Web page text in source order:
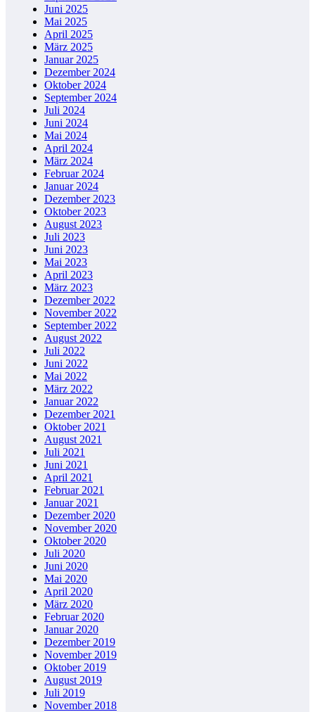
Juni 2025
Mai 2025
April 2025
März 2025
Januar 2025
Dezember 2024
Oktober 2024
September 2024
Juli 2024
Juni 2024
Mai 2024
April 2024
März 2024
Februar 2024
Januar 2024
Dezember 2023
Oktober 2023
August 2023
Juli 2023
Juni 2023
Mai 2023
April 2023
März 2023
Dezember 2022
November 2022
September 2022
August 2022
Juli 2022
Juni 2022
Mai 2022
März 2022
Januar 2022
Dezember 2021
Oktober 2021
August 2021
Juli 2021
Juni 2021
April 2021
Februar 2021
Januar 2021
Dezember 2020
November 2020
Oktober 2020
Juli 2020
Juni 2020
Mai 2020
April 2020
März 2020
Februar 2020
Januar 2020
Dezember 2019
November 2019
Oktober 2019
August 2019
Juli 2019
November 2018